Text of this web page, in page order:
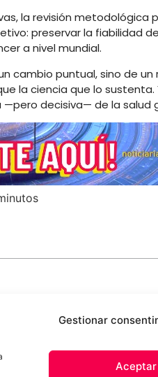
Gestionar
Aceptar
la revisión metodológica
preservar la fiabilidad
a nivel mundial.
cambio puntual, sino de
la ciencia que lo sustenta.
—pero decisiva— de la salud
Términos y Condiciones